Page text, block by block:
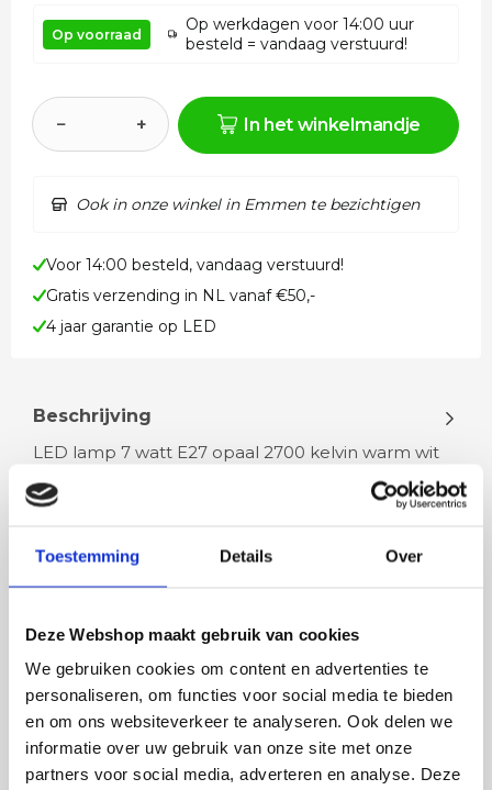
Toestemming Details Over
Deze Webshop maakt gebruik van cookies
We gebruiken cookies om content en advertenties te
personaliseren, om functies voor social media te bieden
en om ons websiteverkeer te analyseren. Ook delen we
informatie over uw gebruik van onze site met onze
partners voor social media, adverteren en analyse. Deze
Op voorraad
Op werkdagen voor 14:00 uur
besteld = vandaag verstuurd!
− + In het winkelmandje
Ook in onze winkel in Emmen te bezichtigen
Voor 14:00 besteld, vandaag verstuurd!
Gratis verzending in NL vanaf €50,-
4 jaar garantie op LED
Beschrijving
LED lamp 7 watt E27 opaal 2700 kelvin warm wit
Niet dimbaar 800 lumen Is vergelijkbaar met een
60 watt gloeilamp 4 jaar gar…
Rian
Fijne site waar ik een mooie
lamp heb uitgekozen en
Anne
Het bestellen,
leveren verliep vlot en